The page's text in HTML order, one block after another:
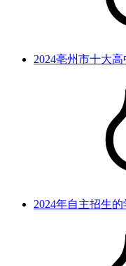
2024亳州市十大
2024年自主招生